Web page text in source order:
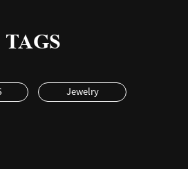
TAGS
Jewelry